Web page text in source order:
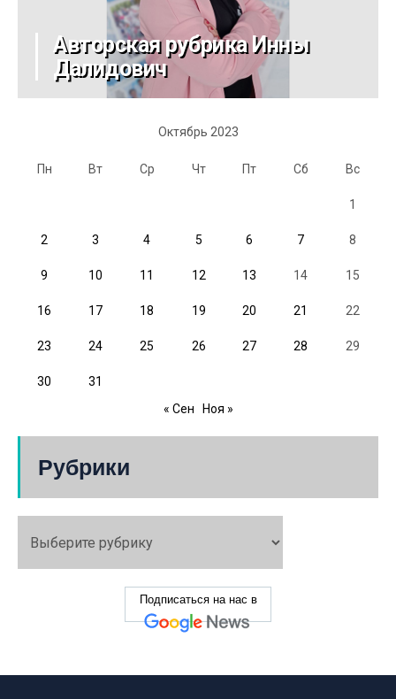
Авторская рубрика Инны
Далидович
Октябрь 2023
Пн Вт Ср Чт Пт Сб Вс
1
2 3 4 5 6 7 8
9 10 11 12 13 14 15
16 17 18 19 20 21 22
23 24 25 26 27 28 29
30
31
« Сен
Ноя »
Рубрики
Подписаться на нас в